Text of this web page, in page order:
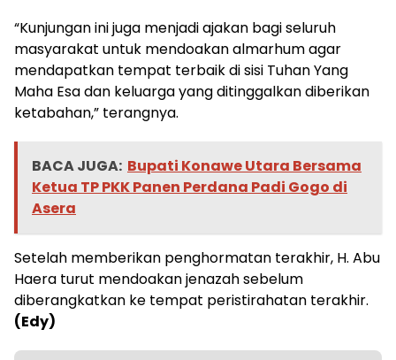
“Kunjungan ini juga menjadi ajakan bagi seluruh
masyarakat untuk mendoakan almarhum agar
mendapatkan tempat terbaik di sisi Tuhan Yang
Maha Esa dan keluarga yang ditinggalkan diberikan
ketabahan,” terangnya.
BACA JUGA: Bupati Konawe Utara Bersama
Ketua TP PKK Panen Perdana Padi Gogo di
Asera
Setelah memberikan penghormatan terakhir, H. Abu
Haera turut mendoakan jenazah sebelum
diberangkatkan ke tempat peristirahatan terakhir.
(Edy)